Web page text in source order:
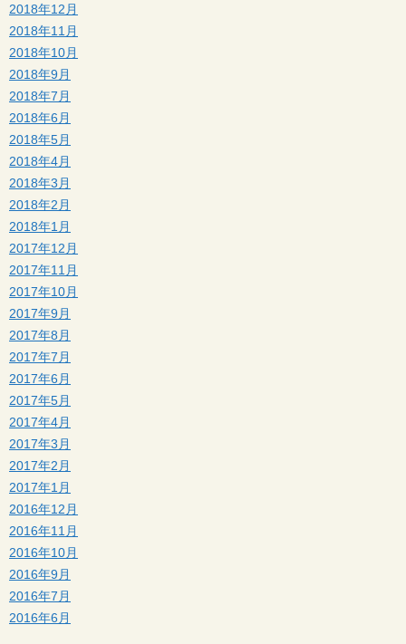
2018年12月
2018年11月
2018年10月
2018年9月
2018年7月
2018年6月
2018年5月
2018年4月
2018年3月
2018年2月
2018年1月
2017年12月
2017年11月
2017年10月
2017年9月
2017年8月
2017年7月
2017年6月
2017年5月
2017年4月
2017年3月
2017年2月
2017年1月
2016年12月
2016年11月
2016年10月
2016年9月
2016年7月
2016年6月